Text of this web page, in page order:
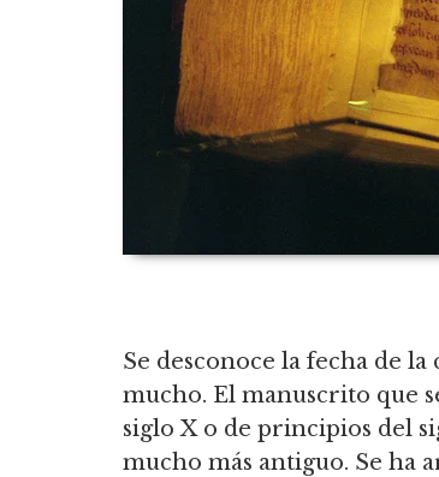
Se desconoce la fecha de
mucho. El manuscrito que
siglo X o de principios del
mucho más antiguo. Se ha